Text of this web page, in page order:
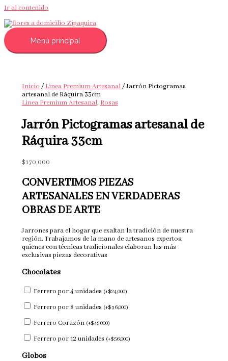
Ir al contenido
Menú principal
Inicio/Linea Premium Artesanal/ Jarrón Pictogramas
artesanal de Ráquira 33cm
Linea Premium Artesanal,Rosas
Jarrón Pictogramas artesanal de
Ráquira 33cm
$170,000
CONVERTIMOS PIEZAS
ARTESANALES EN VERDADERAS
OBRAS DE ARTE
Jarrones para el hogar que exaltan la tradición de nuestra
región. Trabajamos de la mano de artesanos expertos,
quienes con técnicas tradicionales elaboran las más
exclusivas piezas decorativas
Chocolates
Ferrero por 4 unidades (+$24,000)
Ferrero por 8 unidades (+$36,000)
Ferrero Corazón (+$45,000)
Ferrero por 12 unidades (+$56,000)
Globos